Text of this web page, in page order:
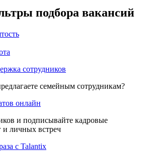
подбора вакансий
сотрудников
семейным сотрудникам?
онлайн
и подписывайте кадровые
и личных встреч
с Talantix